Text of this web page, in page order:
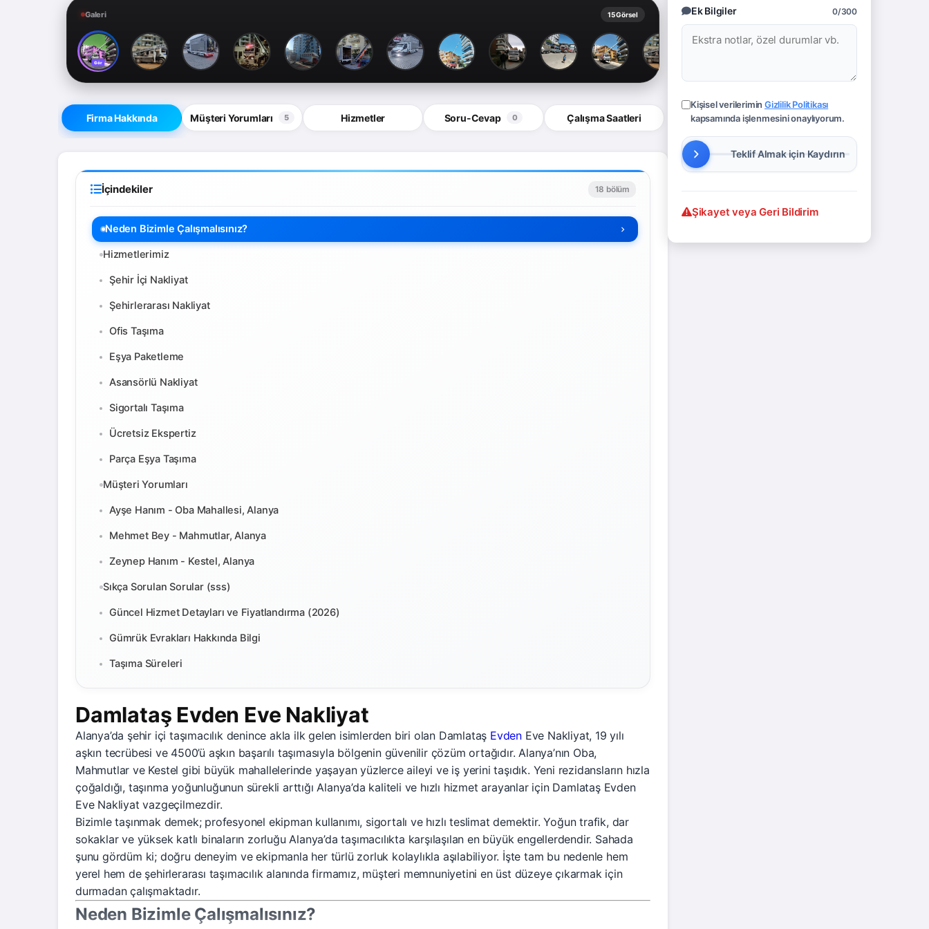
Galeri 15 Görsel
Gör
Firma Hakkında Müşteri Yorumları 5 Hizmetler Soru-Cevap 0 Çalışma Saatleri
İçindekiler 18 bölüm
Neden Bizimle Çalışmalısınız?
Hizmetlerimiz
Şehir İçi Nakliyat
Şehirlerarası Nakliyat
Ofis Taşıma
Eşya Paketleme
Asansörlü Nakliyat
Sigortalı Taşıma
Ücretsiz Ekspertiz
Parça Eşya Taşıma
Müşteri Yorumları
Ayşe Hanım - Oba Mahallesi, Alanya
Mehmet Bey - Mahmutlar, Alanya
Zeynep Hanım - Kestel, Alanya
Sıkça Sorulan Sorular (sss)
Güncel Hizmet Detayları ve Fiyatlandırma (2026)
Gümrük Evrakları Hakkında Bilgi
Taşıma Süreleri
Damlataş Evden Eve Nakliyat
Alanya’da şehir içi taşımacılık denince akla ilk gelen isimlerden biri olan Damlataş Evden Eve Nakliyat, 19 yılı
aşkın tecrübesi ve 4500’ü aşkın başarılı taşımasıyla bölgenin güvenilir çözüm ortağıdır. Alanya’nın Oba,
Mahmutlar ve Kestel gibi büyük mahallelerinde yaşayan yüzlerce aileyi ve iş yerini taşıdık. Yeni rezidansların hızla
çoğaldığı, taşınma yoğunluğunun sürekli arttığı Alanya’da kaliteli ve hızlı hizmet arayanlar için Damlataş Evden
Eve Nakliyat vazgeçilmezdir.
Bizimle taşınmak demek; profesyonel ekipman kullanımı, sigortalı ve hızlı teslimat demektir. Yoğun trafik, dar
sokaklar ve yüksek katlı binaların zorluğu Alanya’da taşımacılıkta karşılaşılan en büyük engellerdendir. Sahada
şunu gördüm ki; doğru deneyim ve ekipmanla her türlü zorluk kolaylıkla aşılabiliyor. İşte tam bu nedenle hem
yerel hem de şehirlerarası taşımacılık alanında firmamız, müşteri memnuniyetini en üst düzeye çıkarmak için
durmadan çalışmaktadır.
Neden Bizimle Çalışmalısınız?
Ek Bilgiler 0/300
Kişisel verileriminGizlilik Politikası
kapsamında işlenmesini onaylıyorum.
Şikayet veya Geri Bildirim